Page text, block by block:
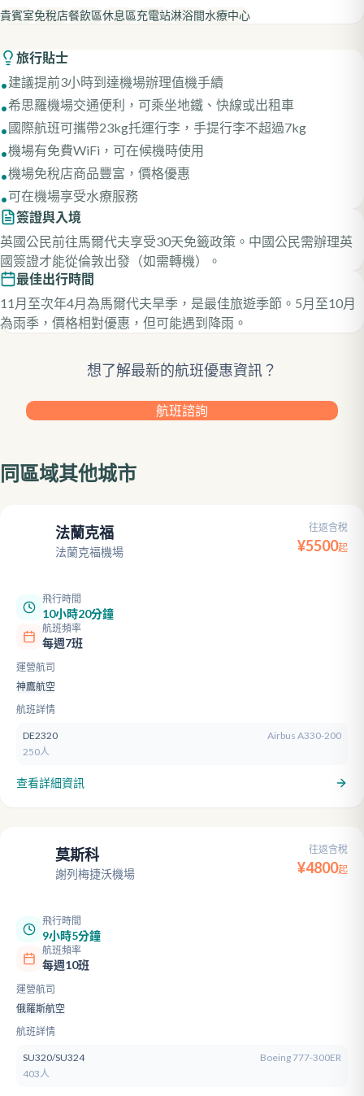
貴賓室免稅店餐飲區休息區充電站淋浴間水療中心
旅行貼士
•建議提前3小時到達機場辦理值機手續
•希思羅機場交通便利，可乘坐地鐵、快線或出租車
•國際航班可攜帶23kg托運行李，手提行李不超過7kg
•機場有免費WiFi，可在候機時使用
•機場免稅店商品豐富，價格優惠
•可在機場享受水療服務
簽證與入境
英國公民前往馬爾代夫享受30天免籤政策。中國公民需辦理英
國簽證才能從倫敦出發（如需轉機）。
最佳出行時間
11月至次年4月為馬爾代夫旱季，是最佳旅遊季節。5月至10月
為雨季，價格相對優惠，但可能遇到降雨。
想了解最新的航班優惠資訊？
航班諮詢
同區域其他城市
法蘭克福
法蘭克福機場
往返含稅
¥5500起
飛行時間
10小時20分鐘
航班頻率
每週7班
運營航司
神鷹航空
航班詳情
DE2320
Airbus A330-200
250人
查看詳細資訊
莫斯科
謝列梅捷沃機場
往返含稅
¥4800起
飛行時間
9小時5分鐘
航班頻率
每週10班
運營航司
俄羅斯航空
航班詳情
SU320/SU324
Boeing 777-300ER
403人